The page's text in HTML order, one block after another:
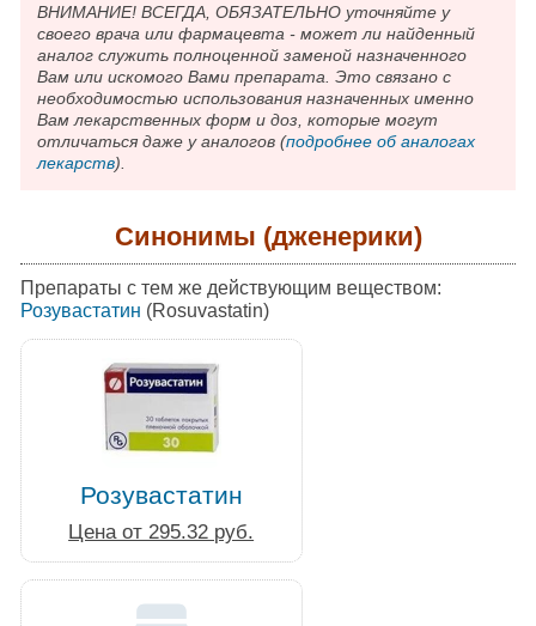
ВНИМАНИЕ! ВСЕГДА, ОБЯЗАТЕЛЬНО уточняйте у
своего врача или фармацевта - может ли найденный
аналог служить полноценной заменой назначенного
Вам или искомого Вами препарата. Это связано с
необходимостью использования назначенных именно
Вам лекарственных форм и доз, которые могут
отличаться даже у аналогов (подробнее об аналогах
лекарств).
Синонимы (дженерики)
Препараты с тем же действующим веществом:
Розувастатин (Rosuvastatin)
Розувастатин
Цена от 295.32 руб.